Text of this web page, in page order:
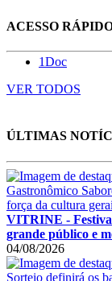
ACESSO
1Doc
VER TODOS
ÚLTIMAS
VITRINE -
grande público e
04/08/2026